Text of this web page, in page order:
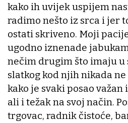
kako ih uvijek uspijem
radimo nešto iz srca i jer
ostati skriveno. Moji
ugodno iznenade
nečim drugim što imaju u
slatkog kod njih nikada
kako je svaki posao
ali i težak na svoj način.
trgovac, radnik čistoće,